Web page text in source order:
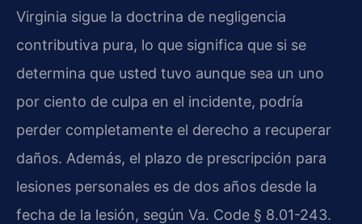
Virginia sigue la doctrina de negligencia
contributiva pura, lo que significa que si se
determina que usted tuvo aunque sea un uno
por ciento de culpa en el incidente, podría
perder completamente el derecho a recuperar
daños. Además, el plazo de prescripción para
lesiones personales es de dos años desde la
fecha de la lesión, según Va. Code § 8.01-243.